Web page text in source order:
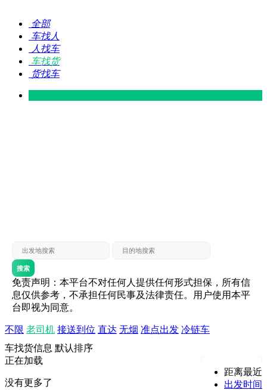
全部
车找人
人找车
车找货
货找车
搜索
免责声明：本平台不对任何人提供任何形式担保，所有信
息仅供参考，不承担任何民事及法律责任。用户使用本平
台即视为同意。
不限 老司机 接送到位 直达 无烟 准点出发 冷链车
车找货信息 默认排序
距离最近
出发时间
正在加载
没有更多了